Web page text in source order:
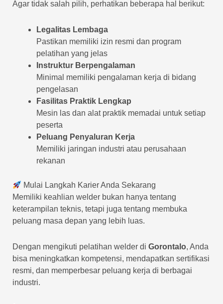
Agar tidak salah pilih, perhatikan beberapa hal berikut:
Legalitas Lembaga
Pastikan memiliki izin resmi dan program
pelatihan yang jelas
Instruktur Berpengalaman
Minimal memiliki pengalaman kerja di bidang
pengelasan
Fasilitas Praktik Lengkap
Mesin las dan alat praktik memadai untuk setiap
peserta
Peluang Penyaluran Kerja
Memiliki jaringan industri atau perusahaan
rekanan
Mulai Langkah Karier Anda Sekarang
Memiliki keahlian welder bukan hanya tentang
keterampilan teknis, tetapi juga tentang membuka
peluang masa depan yang lebih luas.
Dengan mengikuti pelatihan welder di Gorontalo, Anda
bisa meningkatkan kompetensi, mendapatkan sertifikasi
resmi, dan memperbesar peluang kerja di berbagai
industri.